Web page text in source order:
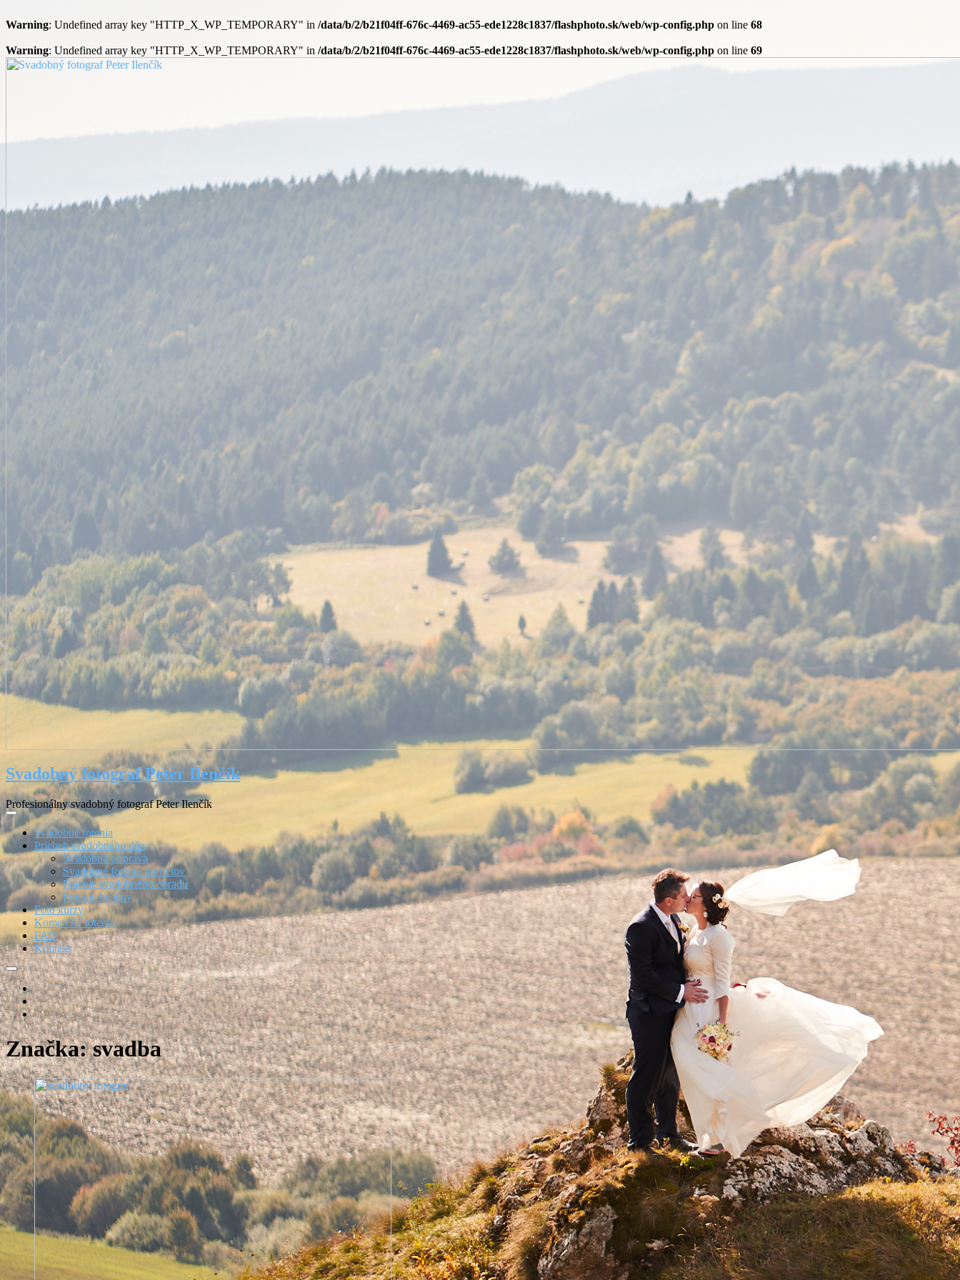
Warning: Undefined array key "HTTP_X_WP_TEMPORARY" in /data/b/2/b21f04ff-676c-4469-ac55-ede1228c1837/flashphoto.sk/web/wp-config.php on line 68
Warning: Undefined array key "HTTP_X_WP_TEMPORARY" in /data/b/2/b21f04ff-676c-4469-ac55-ede1228c1837/flashphoto.sk/web/wp-config.php on line 69
Svadobný fotograf Peter Ilenčík
Profesionálny svadobný fotograf Peter Ilenčík
Svadobné fotenia
Priebeh svadobného dňa
Svadobná príprava
Svadobné fotenie portrétov
Fotenie svadobného obradu
Fotenie hostiny
Foto kurzy
Komerčné fotenia
FAQ
Kontakt
fotograf
svadba
svadobný
fotograf
Značka:svadba